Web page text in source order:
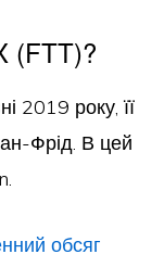
(FTT)?
2019 року, її
Фрід. В цей
обсяг